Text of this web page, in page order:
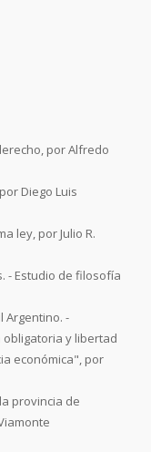
por Alfredo
Diego Luis
ley, por Julio R.
- Estudio de filosofía
Argentino. -
y libertad
económica", por
provincia de